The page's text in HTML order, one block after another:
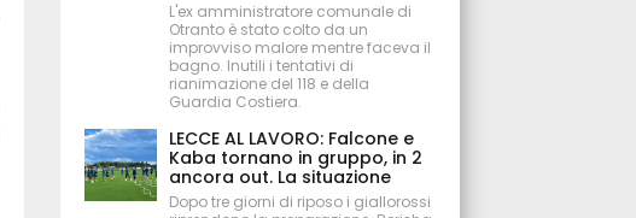
L'ex amministratore comunale di
Otranto è stato colto da un
improvviso malore mentre faceva il
bagno. Inutili i tentativi di
rianimazione del 118 e della
Guardia Costiera.
LECCE AL LAVORO: Falcone e
Kaba tornano in gruppo, in 2
ancora out. La situazione
Dopo tre giorni di riposo i giallorossi